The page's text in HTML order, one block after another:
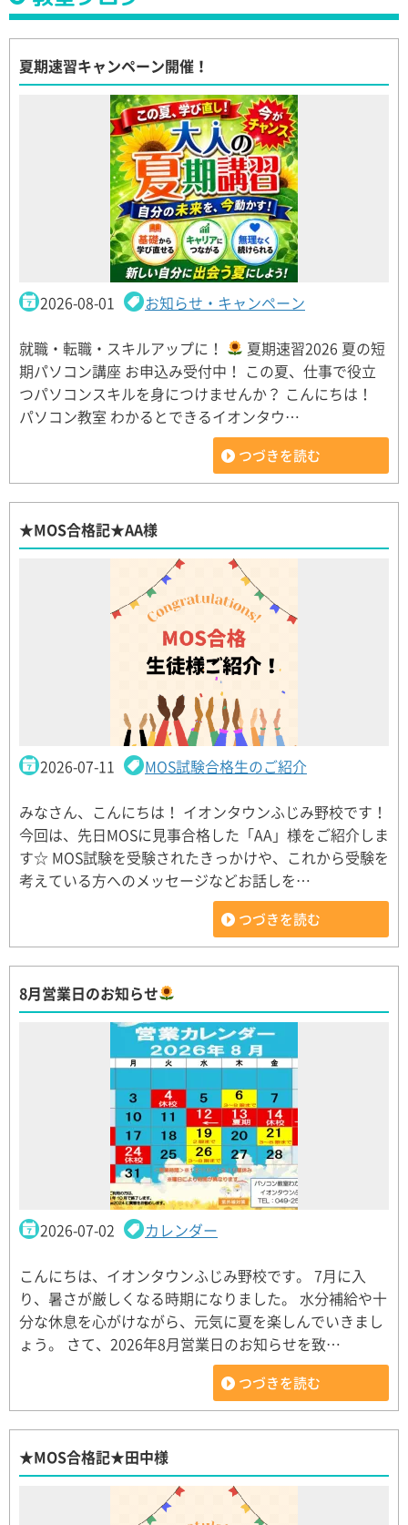
夏期速習キャンペーン開催！
2026-08-01 お知らせ・キャンペーン
就職・転職・スキルアップに！
夏期速習2026 夏の短
期パソコン講座 お申込み受付中！ この夏、仕事で役立
つパソコンスキルを身につけませんか？ こんにちは！
パソコン教室 わかるとできるイオンタウ…
つづきを読む
★MOS合格記★AA様
2026-07-11 MOS試験合格生のご紹介
みなさん、こんにちは！ イオンタウンふじみ野校です！
今回は、先日MOSに見事合格した「AA」様をご紹介しま
す☆ MOS試験を受験されたきっかけや、これから受験を
考えている方へのメッセージなどお話しを…
つづきを読む
8月営業日のお知らせ
2026-07-02 カレンダー
こんにちは、イオンタウンふじみ野校です。 7月に入
り、暑さが厳しくなる時期になりました。 水分補給や十
分な休息を心がけながら、元気に夏を楽しんでいきまし
ょう。 さて、2026年8月営業日のお知らせを致…
つづきを読む
★MOS合格記★田中様